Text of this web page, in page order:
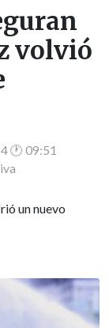
volvió
🕐 09:51
un nuevo